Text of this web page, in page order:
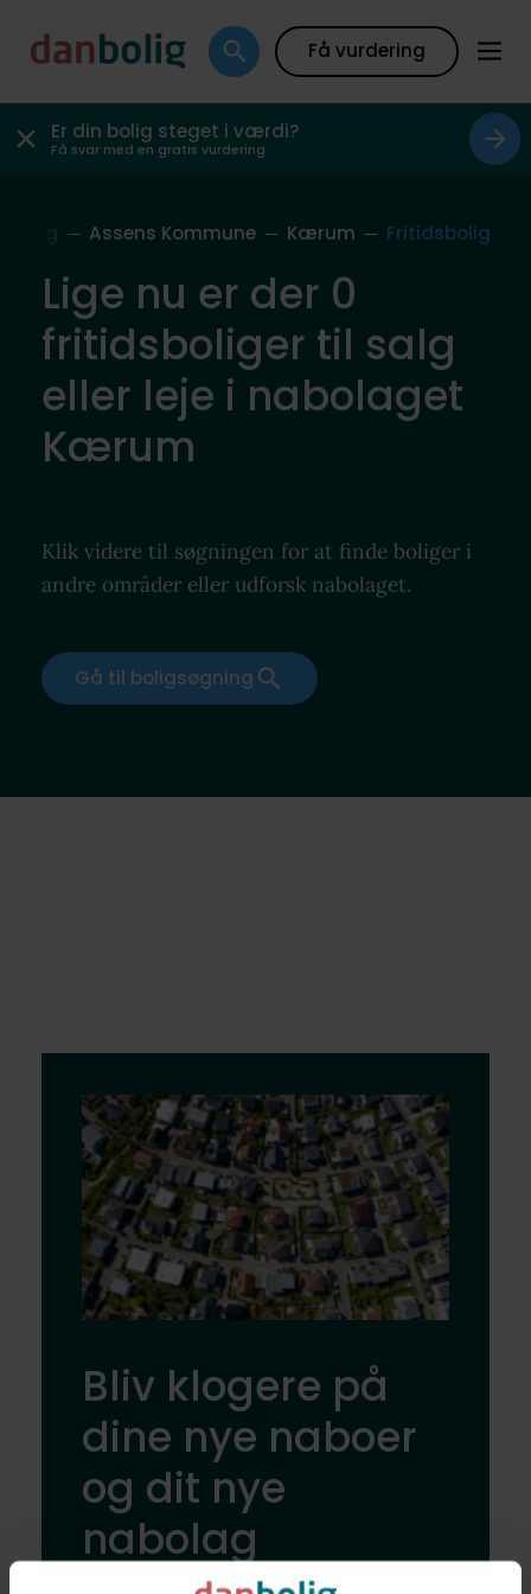
Få vurdering
Er din bolig steget i værdi?
Få svar med en gratis vurdering
Assens Kommune Kærum Fritidsbolig
Lige nu er der 0
fritidsboliger til salg
eller leje i nabolaget
Kærum
Klik videre til søgningen for at finde boliger i
andre områder eller udforsk nabolaget.
Gå til boligsøgning
Bliv klogere på
dine nye naboer
og dit nye
nabolag